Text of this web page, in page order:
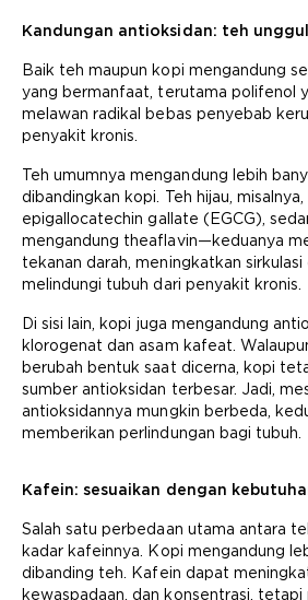
Kandungan antioksidan: teh
Baik teh maupun kopi mengandung
yang bermanfaat, terutama polifenol
melawan radikal bebas penyebab
penyakit kronis.
Teh umumnya mengandung lebih
dibandingkan kopi. Teh hijau, misalnya,
epigallocatechin gallate (EGCG),
mengandung theaflavin—keduanya
tekanan darah, meningkatkan sirkulasi
melindungi tubuh dari penyakit kronis.
Di sisi lain, kopi juga mengandung
klorogenat dan asam kafeat.
berubah bentuk saat dicerna, kopi
sumber antioksidan terbesar. Jadi,
antioksidannya mungkin berbeda,
memberikan perlindungan bagi tubuh.
Kafein: sesuaikan dengan
Salah satu perbedaan utama antara
kadar kafeinnya. Kopi mengandung
dibanding teh. Kafein dapat
kewaspadaan, dan konsentrasi, tetapi